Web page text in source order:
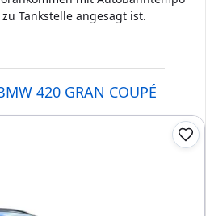
Tankstelle angesagt ist.
420 GRAN COUPÉ